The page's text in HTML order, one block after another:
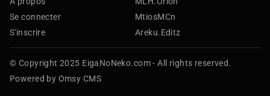
Se connecter
S'inscrire
MtiosMCn
Areku.Editz
© Copyright 2025 EigaNoNeko.com - All rights reserved.
Powered by Omsy CMS